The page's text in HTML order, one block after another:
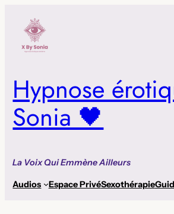
contenu
Hypnose
Sonia 🖤
La Voix Qui Emmène Ailleurs
Audios Espace PrivéSexothérapie